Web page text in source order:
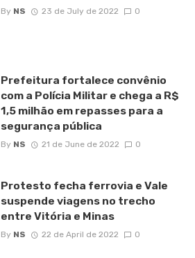
By NS 23 de July de 2022 0
Prefeitura fortalece convênio
com a Polícia Militar e chega a R$
1,5 milhão em repasses para a
segurança pública
By NS 21 de June de 2022 0
Protesto fecha ferrovia e Vale
suspende viagens no trecho
entre Vitória e Minas
By NS 22 de April de 2022 0